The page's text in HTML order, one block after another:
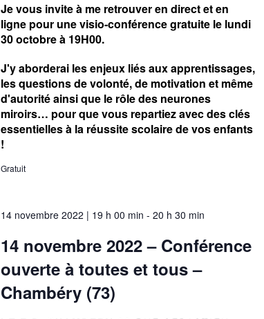
Je vous invite à me retrouver en direct et en
ligne pour une visio-conférence gratuite le lundi
30 octobre à 19H00.
J'y aborderai les enjeux liés aux apprentissages,
les questions de volonté, de motivation et même
d'autorité ainsi que le rôle des neurones
miroirs… pour que vous repartiez avec des clés
essentielles à la réussite scolaire de vos enfants
!
Gratuit
14 novembre 2022 | 19 h 00 min -20 h 30 min
14 novembre 2022 – Conférence
ouverte à toutes et tous –
Chambéry (73)